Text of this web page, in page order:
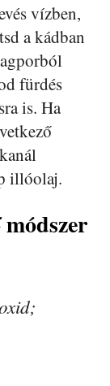
vízben,
a kádban
fürdés
is. Ha
illóolaj.